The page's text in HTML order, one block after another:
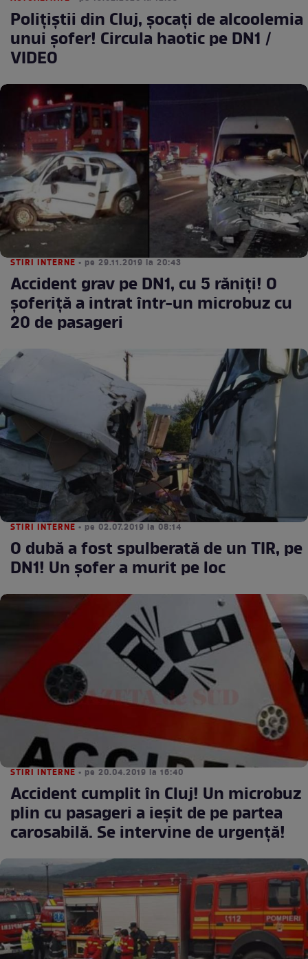
Polițiștii din Cluj, șocați de alcoolemia
unui șofer! Circula haotic pe DN1 /
VIDEO
STIRI INTERNE • pe 29.11.2019 la 20:43
Accident grav pe DN1, cu 5 răniți! O
șoferiță a intrat într-un microbuz cu
20 de pasageri
STIRI INTERNE • pe 02.07.2019 la 08:14
O dubă a fost spulberată de un TIR, pe
DN1! Un șofer a murit pe loc
STIRI INTERNE • pe 20.04.2019 la 16:40
Accident cumplit în Cluj! Un microbuz
plin cu pasageri a ieșit de pe partea
carosabilă. Se intervine de urgență!